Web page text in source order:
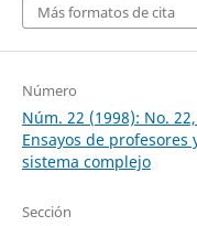
Más formatos de cita
Número
Núm. 22 (1998): No.
Ensayos de
sistema complejo
Sección